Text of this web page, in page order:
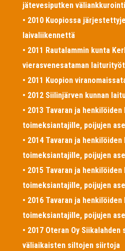
jätevesiputken
• 2010 Kuopiossa
laivaliikennettä
• 2011 Rautalammin kunta
vierasvenesataman laiturityöt
• 2011 Kuopion
• 2012 Siilinjärven kunnan
• 2013 Tavaran ja
toimeksiantajille, poijujen
• 2014 Tavaran ja
toimeksiantajille, poijujen
• 2015 Tavaran ja
toimeksiantajille, poijujen
• 2016 Tavaran ja
toimeksiantajille, poijujen
• 2017 Oteran Oy
väliaikaisten siltojen siirtoja